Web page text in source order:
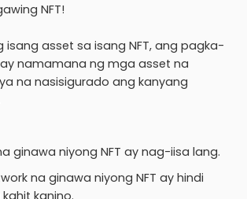
NFT!
isang asset sa isang NFT, ang pagka-
namamana ng mga asset na
na nasisigurado ang kanyang
ginawa niyong NFT ay nag-iisa lang.
na ginawa niyong NFT ay hindi
kanino.